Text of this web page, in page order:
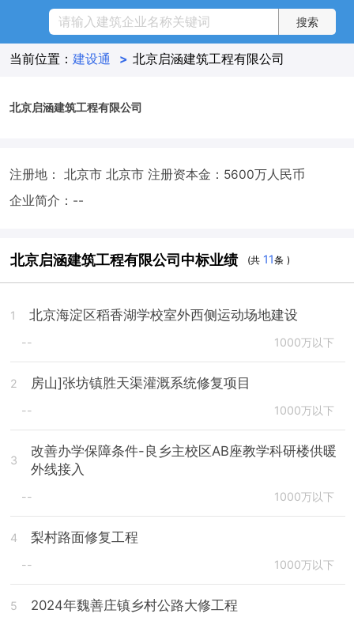
当前位置： 建设通 > 北京启涵建筑工程有限公司
北京启涵建筑工程有限公司
注册地： 北京市 北京市 注册资本金：5600万人民币
企业简介：--
北京启涵建筑工程有限公司中标业绩 (共 11条 )
1 北京海淀区稻香湖学校室外西侧运动场地建设
-- 1000万以下
2 房山]张坊镇胜天渠灌溉系统修复项目
-- 1000万以下
3
改善办学保障条件-良乡主校区AB座教学科研楼供暖
外线接入
-- 1000万以下
4 梨村路面修复工程
-- 1000万以下
5 2024年魏善庄镇乡村公路大修工程